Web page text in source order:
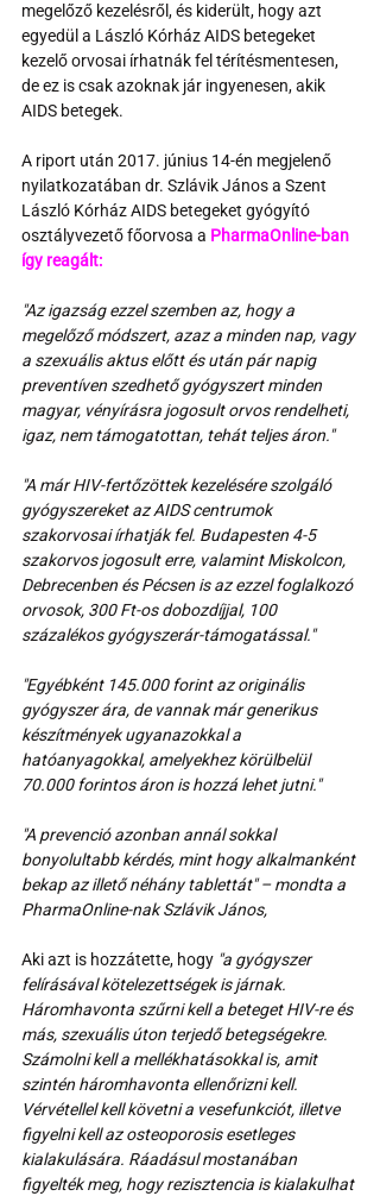
megelőző kezelésről, és kiderült, hogy azt
egyedül a László Kórház AIDS betegeket
kezelő orvosai írhatnák fel térítésmentesen,
de ez is csak azoknak jár ingyenesen, akik
AIDS betegek.
A riport után 2017. június 14-én megjelenő
nyilatkozatában dr. Szlávik János a Szent
László Kórház AIDS betegeket gyógyító
osztályvezető főorvosa a PharmaOnline-ban
így reagált:
"Az igazság ezzel szemben az, hogy a
megelőző módszert, azaz a minden nap, vagy
a szexuális aktus előtt és után pár napig
preventíven szedhető gyógyszert minden
magyar, vényírásra jogosult orvos rendelheti,
igaz, nem támogatottan, tehát teljes áron."
"A már HIV-fertőzöttek kezelésére szolgáló
gyógyszereket az AIDS centrumok
szakorvosai írhatják fel. Budapesten 4-5
szakorvos jogosult erre, valamint Miskolcon,
Debrecenben és Pécsen is az ezzel foglalkozó
orvosok, 300 Ft-os dobozdíjjal, 100
százalékos gyógyszerár-támogatással."
"Egyébként 145.000 forint az originális
gyógyszer ára, de vannak már generikus
készítmények ugyanazokkal a
hatóanyagokkal, amelyekhez körülbelül
70.000 forintos áron is hozzá lehet jutni."
"A prevenció azonban annál sokkal
bonyolultabb kérdés, mint hogy alkalmanként
bekap az illető néhány tablettát" – mondta a
PharmaOnline-nak Szlávik János,
Aki azt is hozzátette, hogy "a gyógyszer
felírásával kötelezettségek is járnak.
Háromhavonta szűrni kell a beteget HIV-re és
más, szexuális úton terjedő betegségekre.
Számolni kell a mellékhatásokkal is, amit
szintén háromhavonta ellenőrizni kell.
Vérvétellel kell követni a vesefunkciót, illetve
figyelni kell az osteoporosis esetleges
kialakulására. Ráadásul mostanában
figyelték meg, hogy rezisztencia is kialakulhat